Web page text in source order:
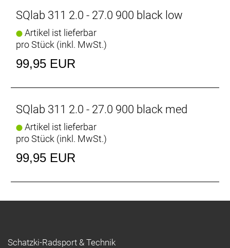
ausgeliefert.
SQlab 311 2.0 - 27.0 900 black low
Artikel ist lieferbar
pro Stück (inkl. MwSt.)
99,95 EUR
SQlab 311 2.0 - 27.0 900 black med
Artikel ist lieferbar
pro Stück (inkl. MwSt.)
99,95 EUR
Schatzki-Radsport & Technik